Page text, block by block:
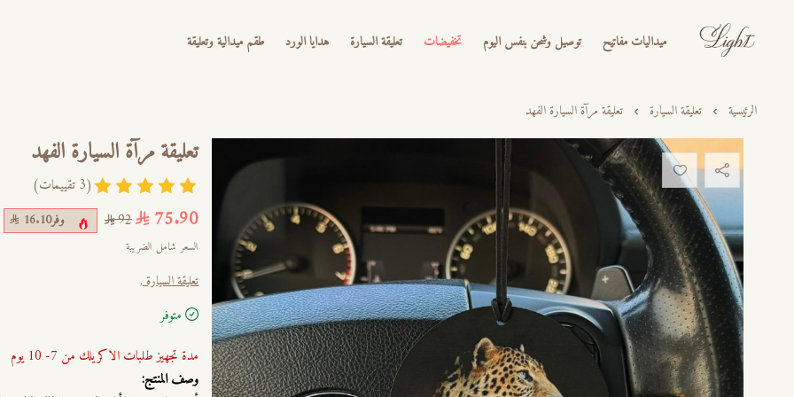
ميداليات مفاتيح توصيل وشحن بنفس اليوم تخفيضات تعليقة السيارة هدايا الورد طقم ميدالية وتعليقة
الرئيسية تعليقة السيارة تعليقة مرآة السيارة الفهد
تعليقة مرآة السيارة الفهد
(3 تقييمات)
75.90
92 وفر16.10
السعر شامل الضريبة
تعليقة السيارة ,
متوفر
مدة تجهيز طلبات الاكريلك من 7- 10 يوم
وصف المنتج: